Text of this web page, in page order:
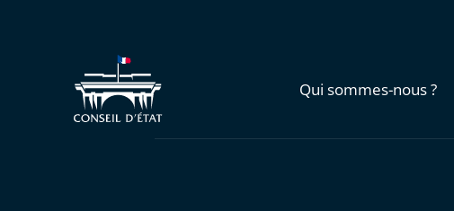
Qui sommes-nous ?